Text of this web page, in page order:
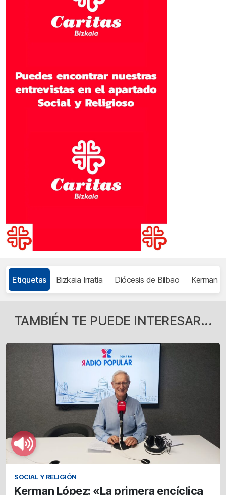
Etiquetas Bizkaia Irratia Diócesis de Bilbao Kerman
TAMBIÉN TE PUEDE INTERESAR...
SOCIAL Y RELIGIÓN
Kerman López: «La primera encíclica